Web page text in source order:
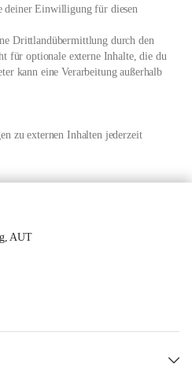
Einwilligung für diesen
Drittlandübermittlung durch den
für optionale externe Inhalte, die du
kann eine Verarbeitung außerhalb
zu externen Inhalten jederzeit
AUT